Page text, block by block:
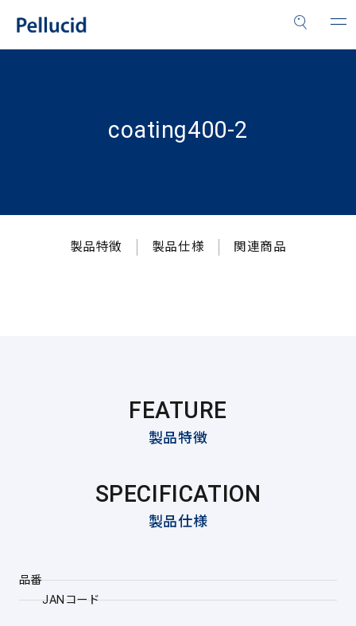
coating400-2
製品特徴 製品仕様 関連商品
FEATURE
製品特徴
SPECIFICATION
製品仕様
品番
JANコード